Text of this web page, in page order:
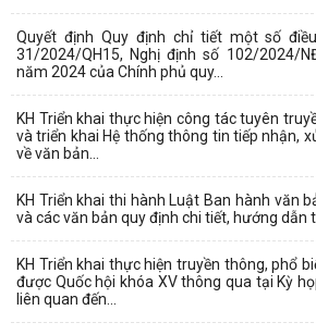
Quyết định Quy định chỉ tiết một số
31/2024/QH15, Nghị định số 102/2024/
năm 2024 của Chính phủ quy...
KH Triển khai thực hiện công tác tuyên
và triển khai Hệ thống thông tin tiếp nhận,
về văn bản...
KH Triển khai thi hành Luật Ban hành văn
và các văn bản quy định chi tiết, hướng dẫn
KH Triển khai thực hiện truyền thông, phổ
được Quốc hội khóa XV thông qua tại Kỳ
liên quan đến...